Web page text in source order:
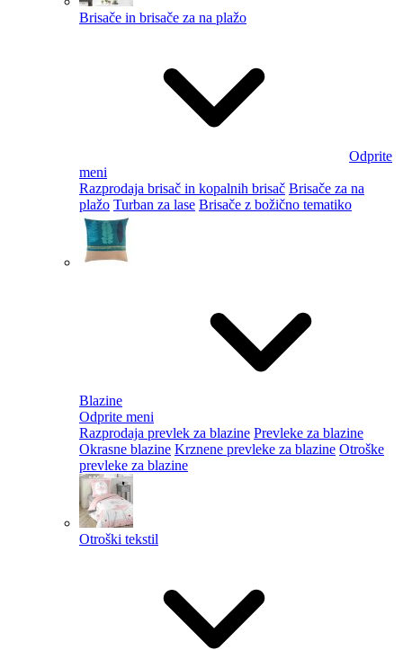
Brisače in brisače za na plažo
Odprite
meni
Razprodaja brisač in kopalnih brisač Brisače za na
plažo Turban za lase Brisače z božično tematiko
Blazine
Odprite meni
Razprodaja prevlek za blazine Prevleke za blazine
Okrasne blazine Krznene prevleke za blazine Otroške
prevleke za blazine
Otroški tekstil